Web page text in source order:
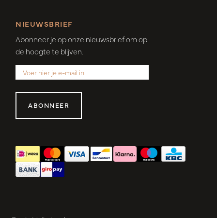
NIEUWSBRIEF
Abonneer je op onze nieuwsbrief om op
de hoogte te blijven.
ABONNEER